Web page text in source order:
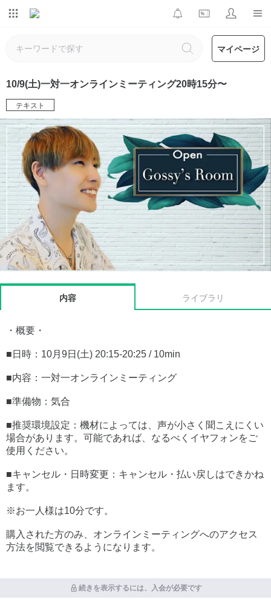
マイページ
10/9(土)一対一オンラインミーティング20時15分〜
テキスト
内容 ライブラリ
・概要・
■日時：10月9日(土) 20:15-20:25 / 10min
■内容：一対一オンラインミーティング
■準備物：気合
■推奨環境設定：機材によっては、声が小さく聞こえにくい
場合があります。可能であれば、なるべくイヤフォンをご
使用ください。
■キャンセル・日時変更：キャンセル・払い戻しはできかね
ます。
※お一人様は10分です。
購入された方のみ、オンラインミーティングへのアクセス
方法を閲覧できるようになります。
続きを表示するには、入会が必要です